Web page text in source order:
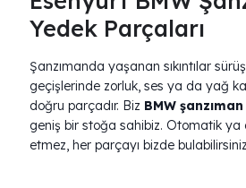
Yedek Parçaları
Şanzımanda yaşanan sıkıntılar
geçişlerinde zorluk, ses ya da yağ
doğru parçadır. Biz BMW
geniş bir stoğa sahibiz. Otomatik
etmez, her parçayı bizde